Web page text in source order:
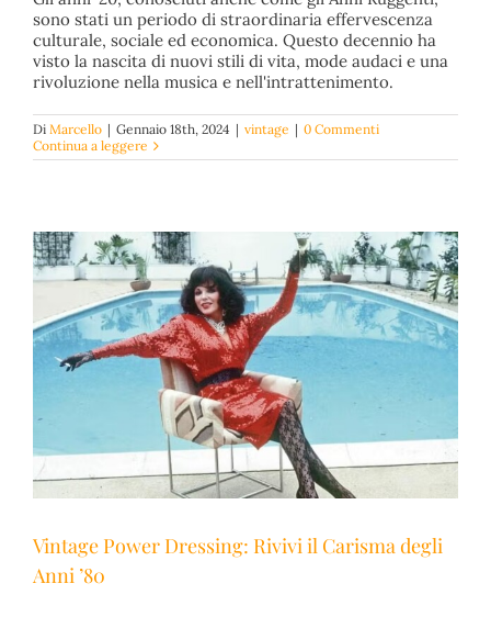
nell’Eleganza
vintage
sono stati un periodo di straordinaria effervescenza
culturale, sociale ed economica. Questo decennio ha
visto la nascita di nuovi stili di vita, mode audaci e una
rivoluzione nella musica e nell'intrattenimento.
Di Marcello | Gennaio 18th, 2024 | vintage | 0 Commenti
Continua a leggere
Vintage Power Dressing: Rivivi il Carisma degli
Anni ’80